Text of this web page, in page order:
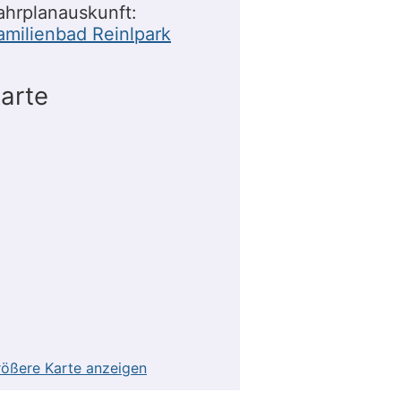
Reinlpark
Karte anzeigen